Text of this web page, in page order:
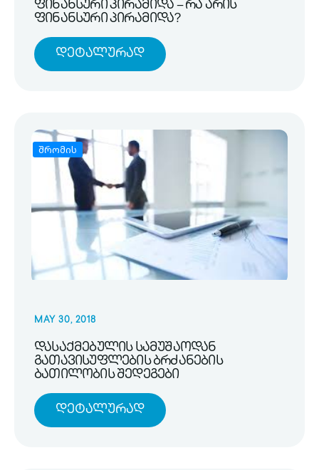
ფინანსური პირამიდა – რა არის
ფინანსური პირამიდა?
Დეტალურად
შრომის
MAY 30, 2018
დასაქმებულის სამუშაოდან
გათავისუფლების ბრძანების
ბათილობის შედეგები
Დეტალურად